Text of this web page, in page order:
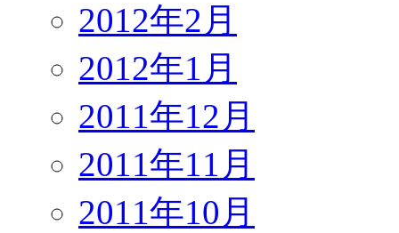
2012年2月
2012年1月
2011年12月
2011年11月
2011年10月